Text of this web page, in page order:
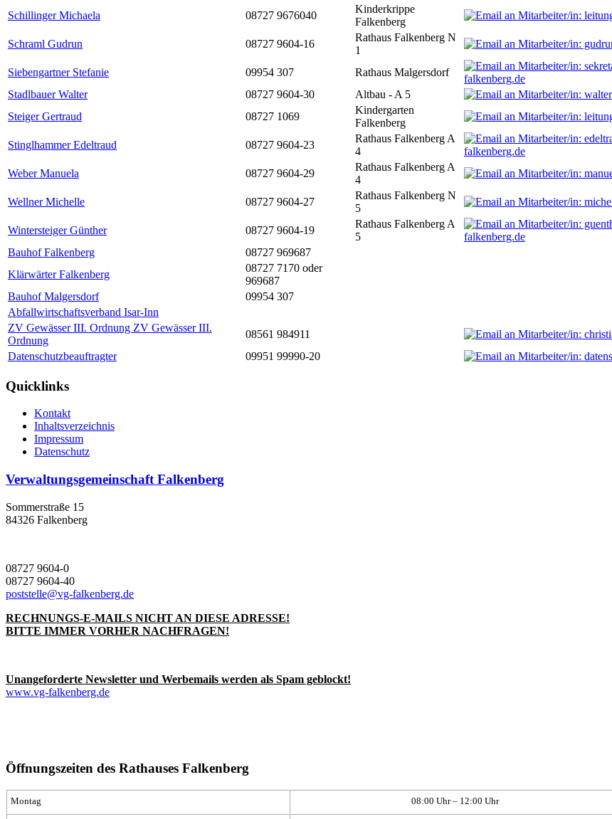
Schillinger Michaela 08727 9676040
Kinderkrippe
Falkenberg
Schraml Gudrun 08727 9604-16
Rathaus Falkenberg N
1
Siebengartner Stefanie 09954 307 Rathaus Malgersdorf
falkenberg.de
Stadlbauer Walter
08727 9604-30 Altbau - A 5
Steiger Gertraud
08727 1069
Kindergarten
Falkenberg
Stinglhammer Edeltraud 08727 9604-23
Rathaus Falkenberg A
4
falkenberg.de
Weber Manuela
08727 9604-29
Rathaus Falkenberg A
4
Wellner Michelle 08727 9604-27
Rathaus Falkenberg N
5
Wintersteiger Günther 08727 9604-19
Rathaus Falkenberg A
5
falkenberg.de
Bauhof Falkenberg
08727 969687
Klärwärter Falkenberg
08727 7170 oder
969687
Bauhof Malgersdorf
09954 307
Abfallwirtschaftsverband Isar-Inn
ZV Gewässer III. Ordnung ZV Gewässer III.
Ordnung
08561 984911
Datenschutzbeauftragter
09951 99990-20
Quicklinks
Kontakt
Inhaltsverzeichnis
Impressum
Datenschutz
Verwaltungsgemeinschaft Falkenberg
Sommerstraße 15
84326 Falkenberg
08727 9604-0
08727 9604-40
poststelle@vg-falkenberg.de
RECHNUNGS-E-MAILS NICHT AN DIESE ADRESSE!
BITTE IMMER VORHER NACHFRAGEN!
Unangeforderte Newsletter und Werbemails werden als Spam geblockt!
www.vg-falkenberg.de
Öffnungszeiten des Rathauses Falkenberg
Montag 08:00 Uhr – 12:00 Uhr